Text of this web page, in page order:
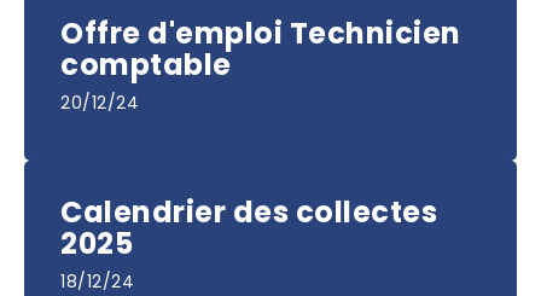
Offre d'emploi Technicien
comptable
20/12/24
Calendrier des collectes
2025
18/12/24